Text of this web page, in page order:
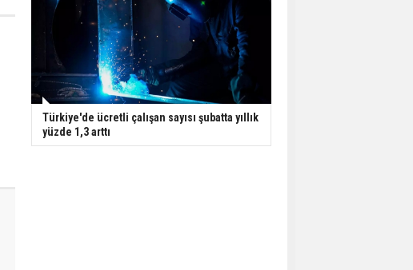
Türkiye'de ücretli çalışan sayısı şubatta yıllık
yüzde 1,3 arttı